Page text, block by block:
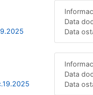
Data
Data
Data
Data